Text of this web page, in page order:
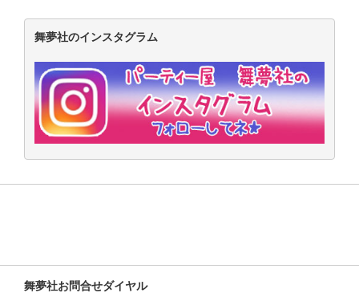
舞夢社のインスタグラム
舞夢社お問合せダイヤル